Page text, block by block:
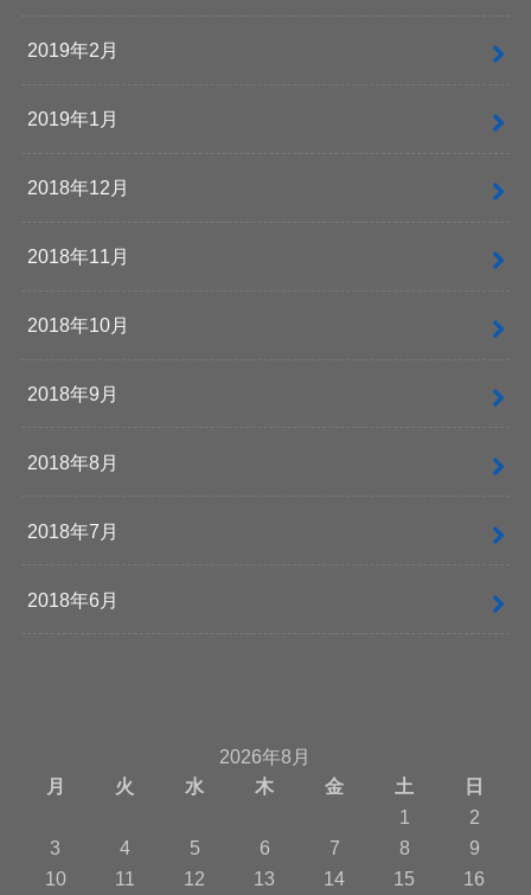
2019年2月
2019年1月
2018年12月
2018年11月
2018年10月
2018年9月
2018年8月
2018年7月
2018年6月
2026年8月
月
火 水 木 金 土
日
1
2
3
4 5 6 7 8
9
10
11 12 13 14 15 16